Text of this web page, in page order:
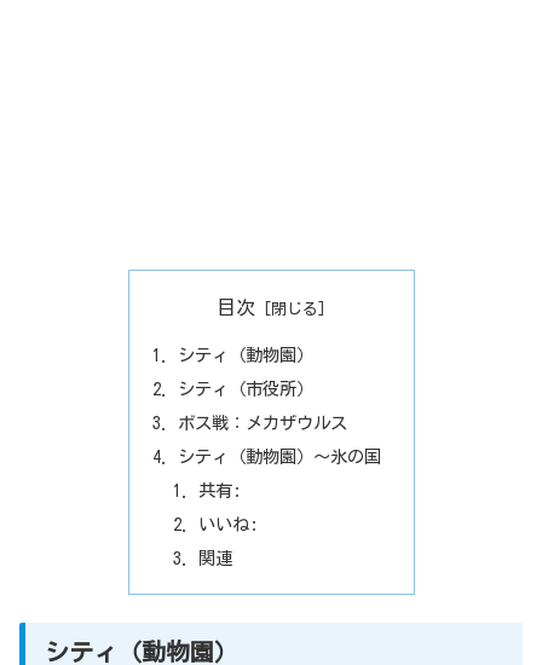
目次
シティ（動物園）
シティ（市役所）
ボス戦：メカザウルス
シティ（動物園）～氷の国
共有:
いいね:
関連
シティ（動物園）